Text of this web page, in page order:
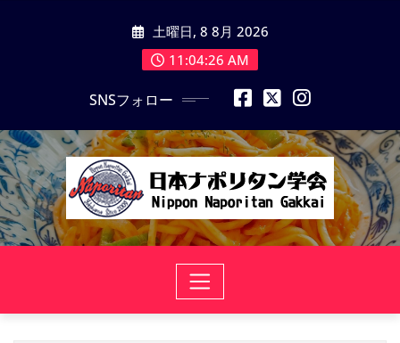
に
ス
キ
ッ
プ
土曜日, 8 8月 2026
11:04:27 AM
SNSフォロー